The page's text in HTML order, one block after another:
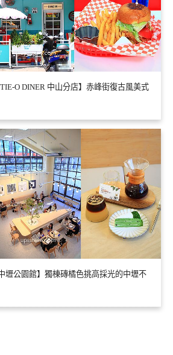
O DINER 中山分店】赤峰街復古風美式
壢公園館】獨棟磚橘色挑高採光的中壢不